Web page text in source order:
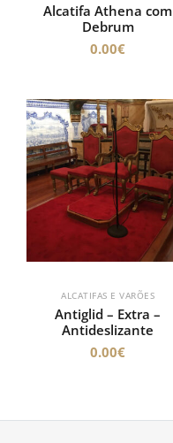
Alcatifa Athena com
Debrum
0.00€
ALCATIFAS E VARÕES
Antiglid – Extra –
Antideslizante
0.00€